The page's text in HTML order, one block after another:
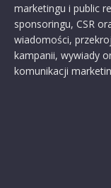
marketingu i public
sponsoringu, CSR
wiadomości,
kampanii, wywiady
komunikacji